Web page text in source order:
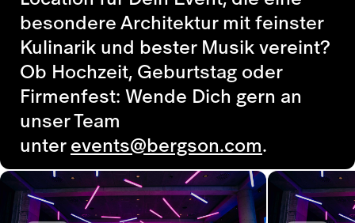
besondere Architektur mit feinster
Kulinarik und bester Musik vereint?
Ob Hochzeit, Geburtstag oder
Firmenfest: Wende Dich gern an
unser Team
unterevents@bergson.com.